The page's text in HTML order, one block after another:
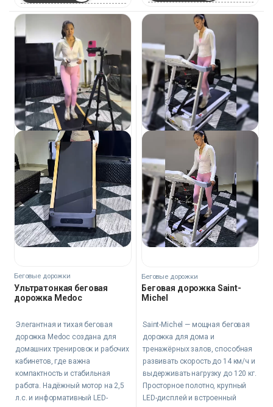
Беговые дорожки
Ультратонкая беговая
дорожка Medoc
Элегантная и тихая беговая
дорожка Medoc создана для
домашних тренировок и рабочих
кабинетов, где важна
компактность и стабильная
работа. Надёжный мотор на 2,5
л.с. и информативный LED-
Беговые дорожки
Беговая дорожка Saint-
Michel
Saint-Michel — мощная беговая
дорожка для дома и
тренажёрных залов, способная
развивать скорость до 14 км/ч и
выдерживать нагрузку до 120 кг.
Просторное полотно, крупный
LED-дисплей и встроенный